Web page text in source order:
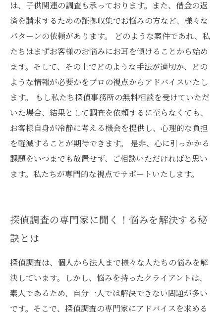
は、子供関連の調査も承っております。また、借金の返
済を請求するための証拠収集でお悩みの方など、様々な
パターンの依頼があります。 どのような案件であれ、私
たちはまずお客様のお悩みにお耳を傾けることから始め
ます。そして、その上でどのような手法が適切か、どの
ような情報が必要かをプロの視点からアドバイスいたし
ます。 もし私たち探偵事務所の無料相談を受けていただ
いた場合、結果として調査を依頼するに至らなくても、
お客様自身が冷静に考える機会を提供し、心理的な負担
を軽減することが期待できます。 是非、心に引っかかる
課題をいつまでも放置せず、ご相談いただければと思い
ます。私たちが専門的な視点でサポートいたします。
探偵調査の専門家に聞く！悩みを解決する秘
訣とは
探偵調査は、個人から法人まで様々な人たちの悩みを解
決しています。しかし、悩みを持ったクライアントは、
素人であるため、自分一人では解決できない問題が多い
です。そこで、探偵調査の専門家にアドバイスを求める